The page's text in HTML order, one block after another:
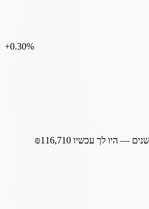
‎+0.30%
— היו לך עכשיו ₪116,710